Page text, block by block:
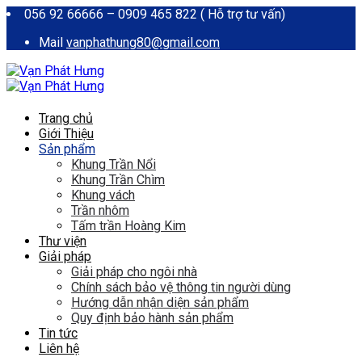
056 92 66666 – 0909 465 822 ( Hỗ trợ tư vấn)
Mail vanphathung80@gmail.com
Trang chủ
Giới Thiệu
Sản phẩm
Khung Trần Nổi
Khung Trần Chìm
Khung vách
Trần nhôm
Tấm trần Hoàng Kim
Thư viện
Giải pháp
Giải pháp cho ngôi nhà
Chính sách bảo vệ thông tin người dùng
Hướng dẫn nhận diện sản phẩm
Quy định bảo hành sản phẩm
Tin tức
Liên hệ